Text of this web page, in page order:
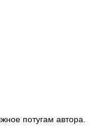
потугам автора.